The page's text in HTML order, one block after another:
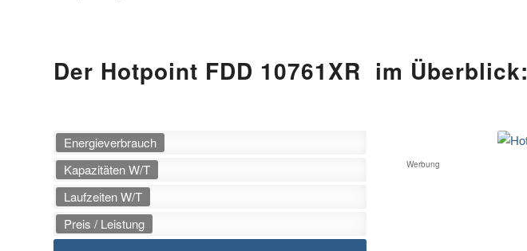
Der Hotpoint FDD 10761XR im Überblick:
Energieverbrauch
Kapazitäten W/T
Laufzeiten W/T
Preis / Leistung
Werbung